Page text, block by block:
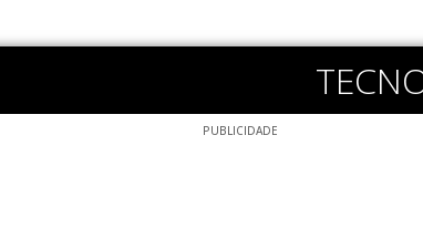
PUBLICIDADE